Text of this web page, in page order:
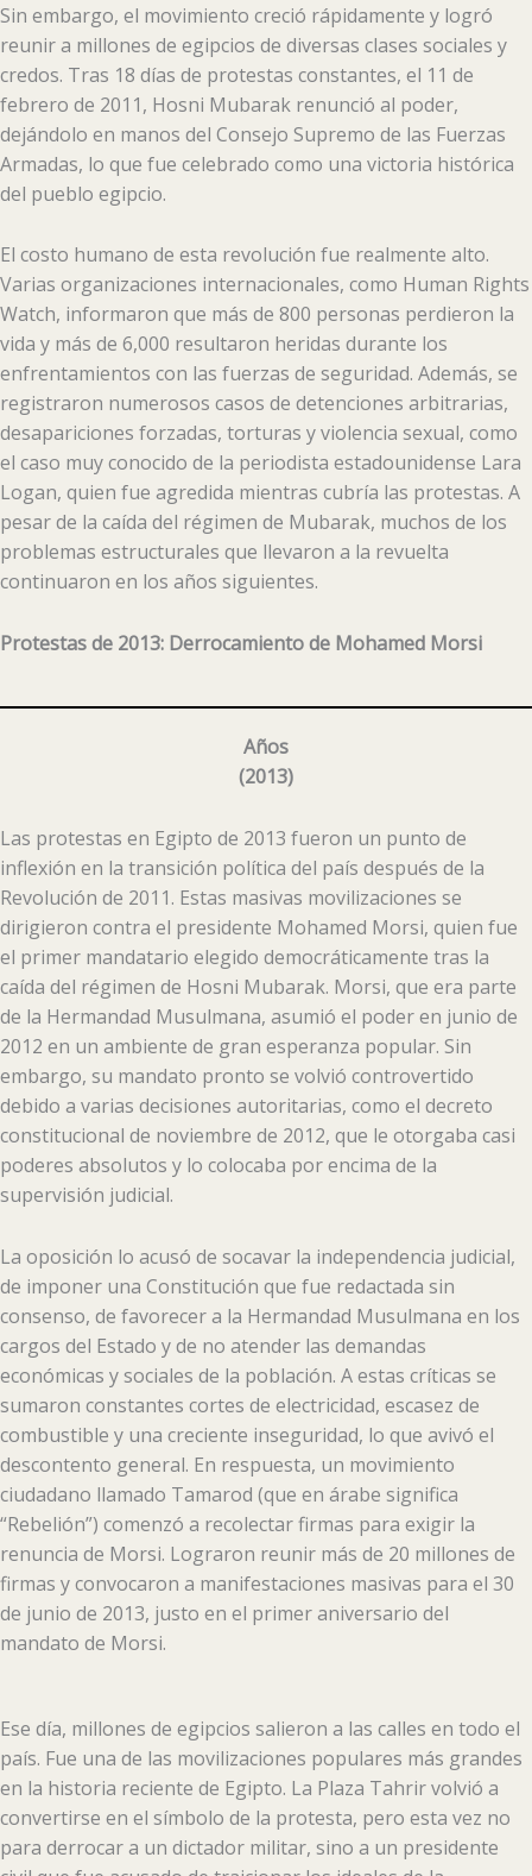
Sin embargo, el movimiento creció rápidamente y logró
reunir a millones de egipcios de diversas clases sociales y
credos. Tras 18 días de protestas constantes, el 11 de
febrero de 2011, Hosni Mubarak renunció al poder,
dejándolo en manos del Consejo Supremo de las Fuerzas
Armadas, lo que fue celebrado como una victoria histórica
del pueblo egipcio.
El costo humano de esta revolución fue realmente alto.
Varias organizaciones internacionales, como Human Rights
Watch, informaron que más de 800 personas perdieron la
vida y más de 6,000 resultaron heridas durante los
enfrentamientos con las fuerzas de seguridad. Además, se
registraron numerosos casos de detenciones arbitrarias,
desapariciones forzadas, torturas y violencia sexual, como
el caso muy conocido de la periodista estadounidense Lara
Logan, quien fue agredida mientras cubría las protestas. A
pesar de la caída del régimen de Mubarak, muchos de los
problemas estructurales que llevaron a la revuelta
continuaron en los años siguientes.
Protestas de 2013: Derrocamiento de Mohamed Morsi
Años
(2013)
Las protestas en Egipto de 2013 fueron un punto de
inflexión en la transición política del país después de la
Revolución de 2011. Estas masivas movilizaciones se
dirigieron contra el presidente Mohamed Morsi, quien fue
el primer mandatario elegido democráticamente tras la
caída del régimen de Hosni Mubarak. Morsi, que era parte
de la Hermandad Musulmana, asumió el poder en junio de
2012 en un ambiente de gran esperanza popular. Sin
embargo, su mandato pronto se volvió controvertido
debido a varias decisiones autoritarias, como el decreto
constitucional de noviembre de 2012, que le otorgaba casi
poderes absolutos y lo colocaba por encima de la
supervisión judicial.
La oposición lo acusó de socavar la independencia judicial,
de imponer una Constitución que fue redactada sin
consenso, de favorecer a la Hermandad Musulmana en los
cargos del Estado y de no atender las demandas
económicas y sociales de la población. A estas críticas se
sumaron constantes cortes de electricidad, escasez de
combustible y una creciente inseguridad, lo que avivó el
descontento general. En respuesta, un movimiento
ciudadano llamado Tamarod (que en árabe significa
“Rebelión”) comenzó a recolectar firmas para exigir la
renuncia de Morsi. Lograron reunir más de 20 millones de
firmas y convocaron a manifestaciones masivas para el 30
de junio de 2013, justo en el primer aniversario del
mandato de Morsi.
Ese día, millones de egipcios salieron a las calles en todo el
país. Fue una de las movilizaciones populares más grandes
en la historia reciente de Egipto. La Plaza Tahrir volvió a
convertirse en el símbolo de la protesta, pero esta vez no
para derrocar a un dictador militar, sino a un presidente